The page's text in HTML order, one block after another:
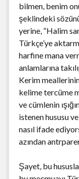
bilmen, benim
şeklindeki
yerine, “Halim
Türkçe’ye
harfine mana
anlamlarına
Kerim
kelime tercüme
ve cümlenin
istenen hususu
nasıl ifade
azından
Şayet, bu